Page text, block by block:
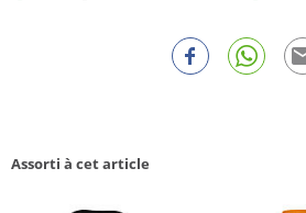
Assorti à cet article